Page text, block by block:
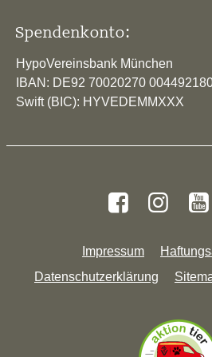
Spendenkonto:
HypoVereinsbank München
IBAN: DE92 70020270
Swift (BIC): HYVEDEMMXXX
Impressum
Datenschutzerklärung